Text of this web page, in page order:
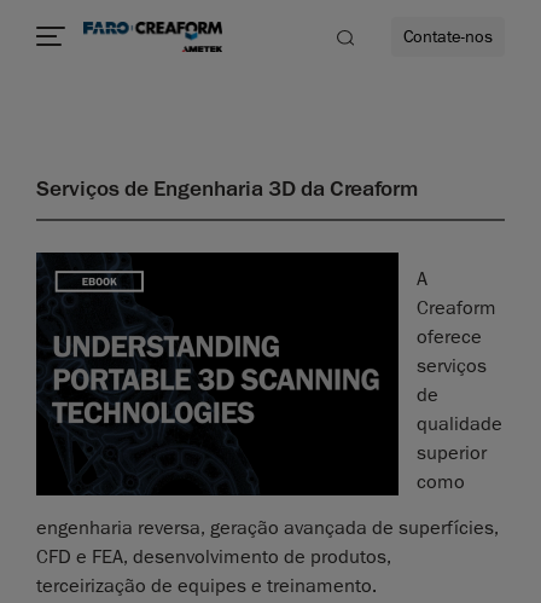
Contate-nos
Serviços de Engenharia 3D da Creaform
A
Creaform
oferece
serviços
de
qualidade
superior
como
engenharia reversa, geração avançada de superfícies,
CFD e FEA, desenvolvimento de produtos,
terceirização de equipes e treinamento.